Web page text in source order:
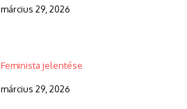
március 29, 2026
Feminista jelentése
március 29, 2026